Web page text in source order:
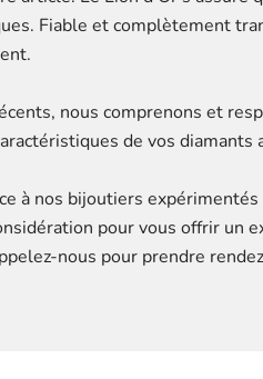
Fiable et complètement
nous comprenons et
de vos
à nos bijoutiers
pour vous offrir un
nous pour prendre